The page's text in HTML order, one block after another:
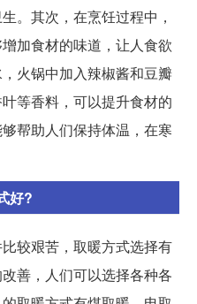
。其次，在烹饪过程中，
加食材的味道，让人食欲
火锅中加入辣椒酱和豆瓣
等香料，可以提升食材的
帮助人们保持体温，在寒
好?
较艰苦，取暖方式选择有
善，人们可以选择各种各